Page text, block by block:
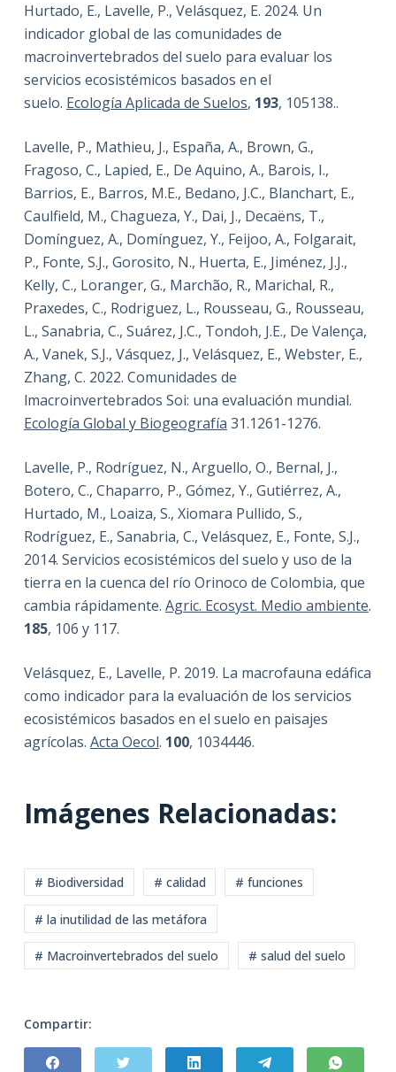
Hurtado, E., Lavelle, P., Velásquez, E. 2024. Un
indicador global de las comunidades de
macroinvertebrados del suelo para evaluar los
servicios ecosistémicos basados en el
suelo. Ecología Aplicada de Suelos, 193, 105138..
Lavelle, P., Mathieu, J., España, A., Brown, G.,
Fragoso, C., Lapied, E., De Aquino, A., Barois, I.,
Barrios, E., Barros, M.E., Bedano, J.C., Blanchart, E.,
Caulfield, M., Chagueza, Y., Dai, J., Decaëns, T.,
Domínguez, A., Domínguez, Y., Feijoo, A., Folgarait,
P., Fonte, S.J., Gorosito, N., Huerta, E., Jiménez, J.J.,
Kelly, C., Loranger, G., Marchão, R., Marichal, R.,
Praxedes, C., Rodriguez, L., Rousseau, G., Rousseau,
L., Sanabria, C., Suárez, J.C., Tondoh, J.E., De Valença,
A., Vanek, S.J., Vásquez, J., Velásquez, E., Webster, E.,
Zhang, C. 2022. Comunidades de
lmacroinvertebrados Soi: una evaluación mundial.
Ecología Global y Biogeografía 31.1261-1276.
Lavelle, P., Rodríguez, N., Arguello, O., Bernal, J.,
Botero, C., Chaparro, P., Gómez, Y., Gutiérrez, A.,
Hurtado, M., Loaiza, S., Xiomara Pullido, S.,
Rodríguez, E., Sanabria, C., Velásquez, E., Fonte, S.J.,
2014. Servicios ecosistémicos del suelo y uso de la
tierra en la cuenca del río Orinoco de Colombia, que
cambia rápidamente. Agric. Ecosyst. Medio ambiente.
185, 106 y 117.
Velásquez, E., Lavelle, P. 2019. La macrofauna edáfica
como indicador para la evaluación de los servicios
ecosistémicos basados en el suelo en paisajes
agrícolas. Acta Oecol. 100, 1034446.
Imágenes Relacionadas:
# Biodiversidad # calidad # funciones
# la inutilidad de las metáfora
# Macroinvertebrados del suelo # salud del suelo
Compartir: